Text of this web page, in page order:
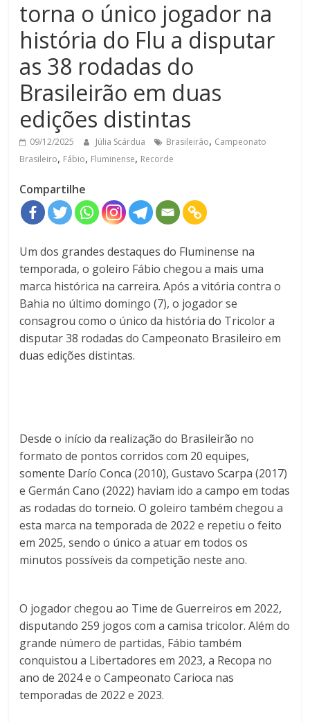
torna o único jogador na
história do Flu a disputar
as 38 rodadas do
Brasileirão em duas
edições distintas
09/12/2025 Júlia Scárdua Brasileirão, Campeonato
Brasileiro, Fábio, Fluminense, Recorde
Compartilhe
Um dos grandes destaques do Fluminense na
temporada, o goleiro Fábio chegou a mais uma
marca histórica na carreira. Após a vitória contra o
Bahia no último domingo (7), o jogador se
consagrou como o único da história do Tricolor a
disputar 38 rodadas do Campeonato Brasileiro em
duas edições distintas.
Desde o início da realização do Brasileirão no
formato de pontos corridos com 20 equipes,
somente Darío Conca (2010), Gustavo Scarpa (2017)
e Germán Cano (2022) haviam ido a campo em todas
as rodadas do torneio. O goleiro também chegou a
esta marca na temporada de 2022 e repetiu o feito
em 2025, sendo o único a atuar em todos os
minutos possíveis da competição neste ano.
O jogador chegou ao Time de Guerreiros em 2022,
disputando 259 jogos com a camisa tricolor. Além do
grande número de partidas, Fábio também
conquistou a Libertadores em 2023, a Recopa no
ano de 2024 e o Campeonato Carioca nas
temporadas de 2022 e 2023.